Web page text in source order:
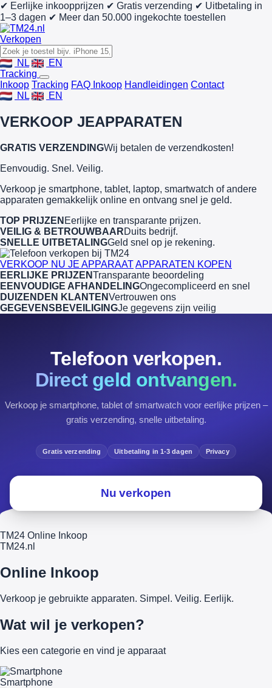
✔ Eerlijke inkoopprijzen ✔ Gratis verzending ✔ Uitbetaling in
1–3 dagen ✔ Meer dan 50.000 ingekochte toestellen
Verkopen
NL
EN
Tracking
Inkoop Tracking FAQ Inkoop Handleidingen Contact
NL
EN
VERKOOP JEAPPARATEN
GRATIS VERZENDINGWij betalen de verzendkosten!
Eenvoudig. Snel. Veilig.
Verkoop je smartphone, tablet, laptop, smartwatch of andere
apparaten gemakkelijk online en ontvang snel je geld.
TOP PRIJZEN Eerlijke en transparante prijzen.
VEILIG & BETROUWBAARDuits bedrijf.
SNELLE UITBETALINGGeld snel op je rekening.
VERKOOP NU JE APPARAATAPPARATEN KOPEN
EERLIJKE PRIJZENTransparante beoordeling
EENVOUDIGE AFHANDELINGOngecompliceerd en snel
DUIZENDEN KLANTENVertrouwen ons
GEGEVENSBEVEILIGINGJe gegevens zijn veilig
Telefoon verkopen.
Direct geld ontvangen.
Verkoop je smartphone, tablet of smartwatch voor eerlijke prijzen –
gratis verzending, snelle uitbetaling.
Gratis verzending Uitbetaling in 1-3 dagen Privacy
Nu verkopen
TM24 Online Inkoop
TM24.nl
Online Inkoop
Verkoop je gebruikte apparaten. Simpel. Veilig. Eerlijk.
Wat wil je verkopen?
Kies een categorie en vind je apparaat
Smartphone